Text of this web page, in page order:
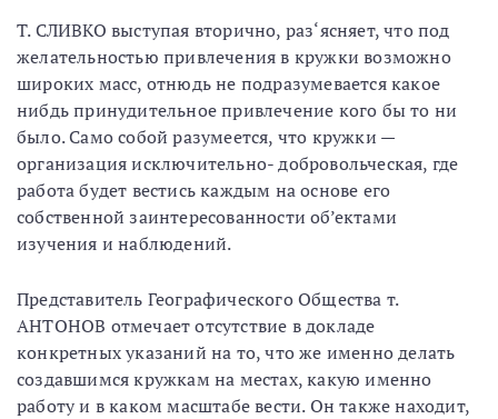
Т. СЛИВКО выступая вторично, раз‘ясняет, что под
желательностью привлечения в кружки возможно
широких масс, отнюдь не подразумевается какое
нибдь принудительное привлечение кого бы то ни
было. Само собой разумеется, что кружки —
организация исключительно- добровольческая, где
работа будет вестись каждым на основе его
собственной заинтересованности об’ектами
изучения и наблюдений.
Представитель Географического Общества т.
АНТОНОВ отмечает отсутствие в докладе
конкретных указаний на то, что же именно делать
создавшимся кружкам на местах, какую именно
работу и в каком масштабе вести. Он также находит,